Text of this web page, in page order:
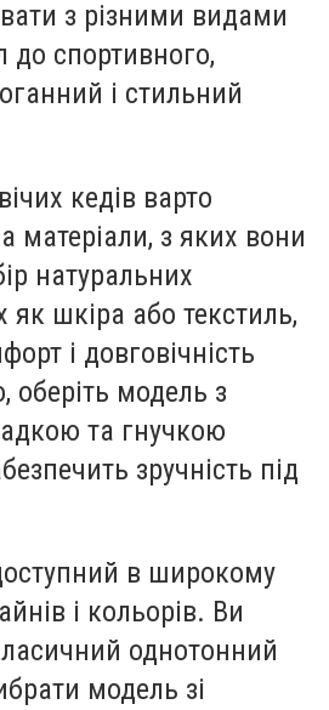
з різними видами
до спортивного,
і стильний
кедів варто
матеріали, з яких вони
натуральних
як шкіра або текстиль,
і довговічність
оберіть модель з
та гнучкою
зручність під
в широкому
і кольорів. Ви
однотонний
модель зі